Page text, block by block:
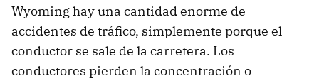
Wyoming hay una cantidad enorme de
accidentes de tráfico, simplemente porque el
conductor se sale de la carretera. Los
conductores pierden la concentración o